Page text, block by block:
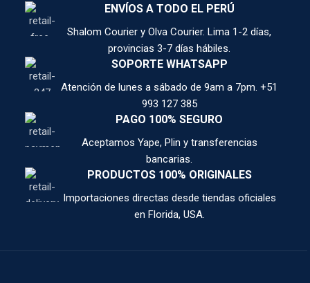
ENVÍOS A TODO EL PERÚ
Shalom Courier y Olva Courier. Lima 1-2 días,
provincias 3-7 días hábiles.
SOPORTE WHATSAPP
Atención de lunes a sábado de 9am a 7pm. +51
993 127 385
PAGO 100% SEGURO
Aceptamos Yape, Plin y transferencias
bancarias.
PRODUCTOS 100% ORIGINALES
Importaciones directas desde tiendas oficiales
en Florida, USA.